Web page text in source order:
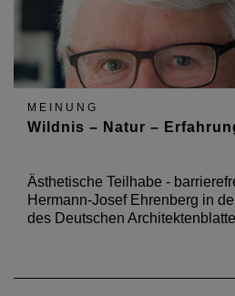
MEINUNG
Wildnis – Natur –
Ästhetische Teilhabe -
Hermann-Josef Ehrenberg in
des Deutschen